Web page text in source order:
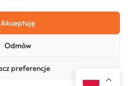
Akceptuję
Odmów
preferencje
O nas
Zostań Patronem
Kontakt